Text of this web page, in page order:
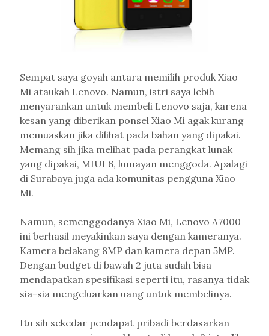
Sempat saya goyah antara memilih produk Xiao
Mi ataukah Lenovo. Namun, istri saya lebih
menyarankan untuk membeli Lenovo saja, karena
kesan yang diberikan ponsel Xiao Mi agak kurang
memuaskan jika dilihat pada bahan yang dipakai.
Memang sih jika melihat pada perangkat lunak
yang dipakai, MIUI 6, lumayan menggoda. Apalagi
di Surabaya juga ada komunitas pengguna Xiao
Mi.
Namun, semenggodanya Xiao Mi, Lenovo A7000
ini berhasil meyakinkan saya dengan kameranya.
Kamera belakang 8MP dan kamera depan 5MP.
Dengan budget di bawah 2 juta sudah bisa
mendapatkan spesifikasi seperti itu, rasanya tidak
sia-sia mengeluarkan uang untuk membelinya.
Itu sih sekedar pendapat pribadi berdasarkan